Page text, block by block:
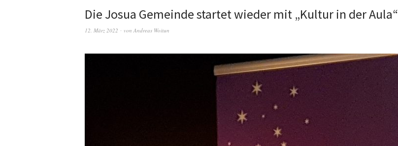
Die Josua Gemeinde startet wieder mit „Kultur in der Aula“
12. März 2022 von Andreas Woitun